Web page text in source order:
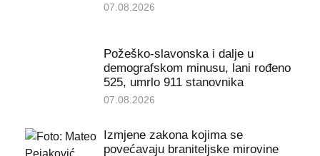
07.08.2026
Požeško-slavonska i dalje u
demografskom minusu, lani rođeno
525, umrlo 911 stanovnika
07.08.2026
Izmjene zakona kojima se
povećavaju braniteljske mirovine